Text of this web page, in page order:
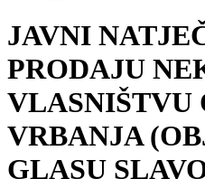
JAVNI
PRODAJU
VLASNIŠTVU
VRBANJA
GLASU